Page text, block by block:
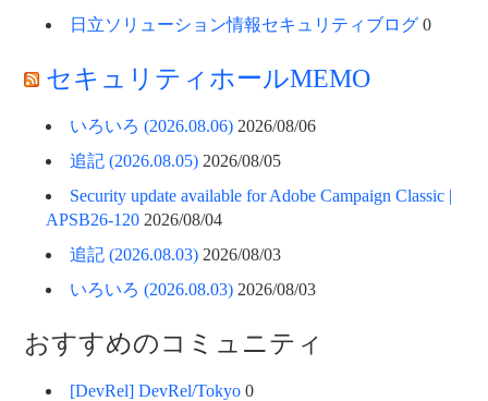
日立ソリューション情報セキュリティブログ 0
セキュリティホールMEMO
いろいろ (2026.08.06) 2026/08/06
追記 (2026.08.05) 2026/08/05
Security update available for Adobe Campaign Classic |
APSB26-120 2026/08/04
追記 (2026.08.03) 2026/08/03
いろいろ (2026.08.03) 2026/08/03
おすすめのコミュニティ
[DevRel] DevRel/Tokyo 0